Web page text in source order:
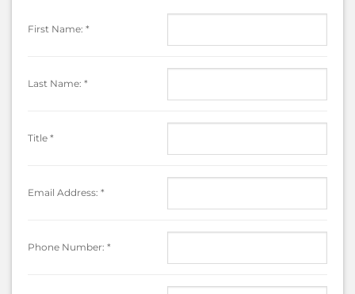
First Name: *
Last Name: *
Title *
Email Address: *
Phone Number: *